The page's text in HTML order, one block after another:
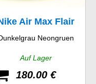
Air Max Flair
Neongruen
Auf Lager
180.00 €